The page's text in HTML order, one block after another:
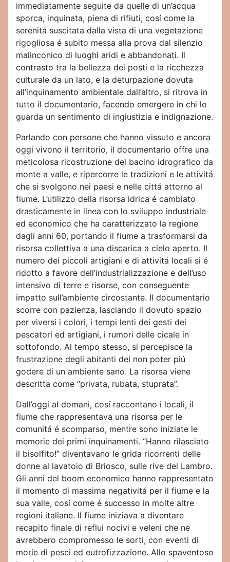
immediatamente seguite da quelle di un’acqua
sporca, inquinata, piena di rifiuti, cosí come la
serenitá suscitata dalla vista di una vegetazione
rigogliosa é subito messa alla prova dal silenzio
malinconico di luoghi aridi e abbandonati. Il
contrasto tra la bellezza dei posti e la ricchezza
culturale da un lato, e la deturpazione dovuta
all’inquinamento ambientale dall’altro, si ritrova in
tutto il documentario, facendo emergere in chi lo
guarda un sentimento di ingiustizia e indignazione.
Parlando con persone che hanno vissuto e ancora
oggi vivono il territorio, il documentario offre una
meticolosa ricostruzione del bacino idrografico da
monte a valle, e ripercorre le tradizioni e le attivitá
che si svolgono nei paesi e nelle cittá attorno al
fiume. L’utilizzo della risorsa idrica é cambiato
drasticamente in linea con lo sviluppo industriale
ed economico che ha caratterizzato la regione
dagli anni 60, portando il fiume a trasformarsi da
risorsa collettiva a una discarica a cielo aperto. Il
numero dei piccoli artigiani e di attivitá locali si é
ridotto a favore dell’industrializzazione e dell’uso
intensivo di terre e risorse, con conseguente
impatto sull’ambiente circostante. Il documentario
scorre con pazienza, lasciando il dovuto spazio
per viversi i colori, i tempi lenti dei gesti dei
pescatori ed artigiani, i rumori delle cicale in
sottofondo. Al tempo stesso, si percepisce la
frustrazione degli abitanti del non poter piú
godere di un ambiente sano. La risorsa viene
descritta come “privata, rubata, stuprata”.
Dall’oggi al domani, cosí raccontano i locali, il
fiume che rappresentava una risorsa per le
comunitá é scomparso, mentre sono iniziate le
memorie dei primi inquinamenti. “Hanno rilasciato
il bisolfito!” diventavano le grida ricorrenti delle
donne al lavatoio di Briosco, sulle rive del Lambro.
Gli anni del boom economico hanno rappresentato
il momento di massima negativitá per il fiume e la
sua valle, cosí come é successo in molte altre
regioni italiane. Il fiume iniziava a diventare
recapito finale di reflui nocivi e veleni che ne
avrebbero compromesso le sorti, con eventi di
morie di pesci ed eutrofizzazione. Allo spaventoso